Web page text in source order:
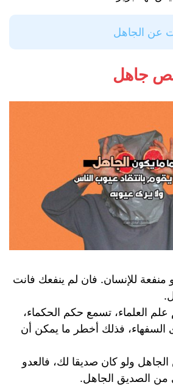
عن الجاهل
جاهل
منفعة للإنسان. فان لم ينفعك فانت
علم العلماء، تسمع حكم الحكماء،
فذلك أخطر ما يمكن أن
ولو كان صديقا لك، فالعدو
من الصديق الجاهل.